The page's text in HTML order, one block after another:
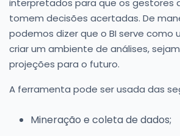
interpretados para que os gestores
tomem decisões acertadas. De
podemos dizer que o BI serve como
criar um ambiente de análises,
projeções para o futuro.
A ferramenta pode ser usada das
Mineração e coleta de dados;